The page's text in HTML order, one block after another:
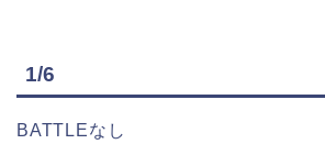
1/6
BATTLEなし